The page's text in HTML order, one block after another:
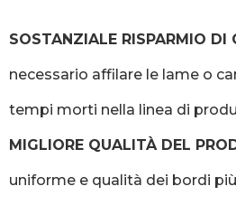
SOSTANZIALE RISPARMIO DI
necessario affilare le lame o
tempi morti nella linea di
MIGLIORE QUALITÀ DEL
uniforme e qualità dei bordi